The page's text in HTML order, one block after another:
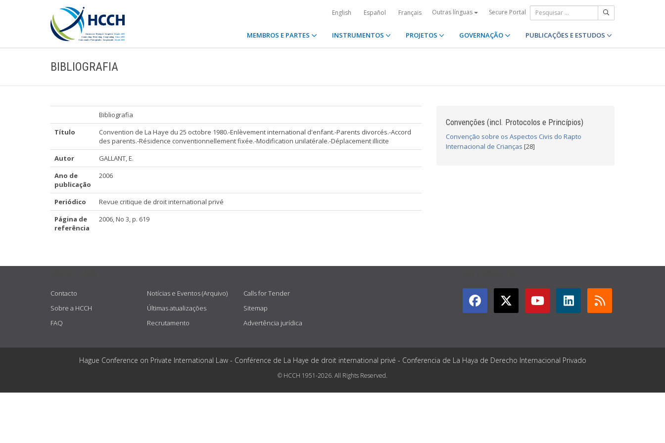
English Español Français Outras línguas Secure Portal
MEMBROS E PARTES INSTRUMENTOS PROJETOS GOVERNAÇÃO PUBLICAÇÕES E ESTUDOS
BIBLIOGRAFIA
Bibliografia
Título
Convention de La Haye du 25 octobre 1980.-Enlèvement international d'enfant.-Parents divorcés.-Accord
des parents.-Résidence conventionnellement fixée.-Modification unilatérale.-Déplacement illicite
Autor
GALLANT, E.
Ano de
publicação
2006
Periódico
Revue critique de droit international privé
Página de
referência
2006, No 3, p. 619
Convenções (incl. Protocolos e Princípios)
Convenção sobre os Aspectos Civis do Rapto
Internacional de Crianças [28]
Contacto
Sobre a HCCH
FAQ
Notícias e Eventos (Arquivo)
Últimas atualizações
Recrutamento
Calls for Tender
Sitemap
Advertência jurídica
Hague Conference on Private International Law - Conférence de La Haye de droit international privé - Conferencia de La Haya de Derecho Internacional Privado
© HCCH 1951-2026. All Rights Reserved.